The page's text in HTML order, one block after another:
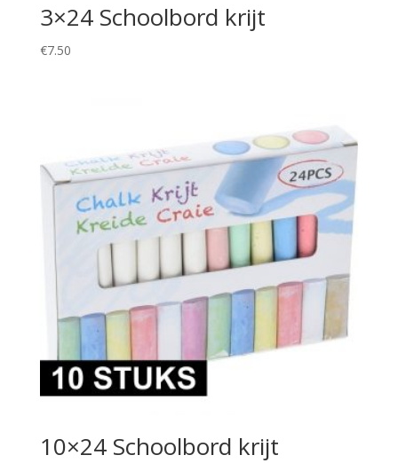
3×24 Schoolbord krijt
€7.50
10×24 Schoolbord krijt